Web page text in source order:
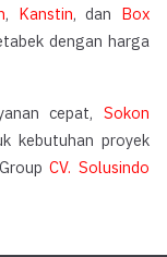
, Kanstin, dan Box
dengan harga
cepat, Sokon
kebutuhan proyek
CV. Solusindo